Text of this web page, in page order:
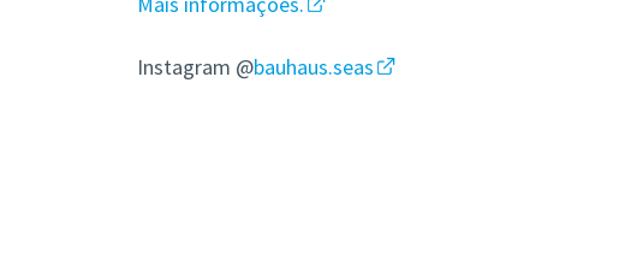
Instagram @bauhaus.seas